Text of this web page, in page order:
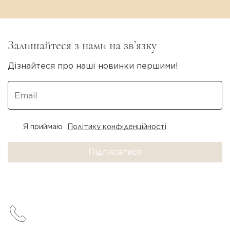
Залишайтеся з нами на зв’язку
Дізнайтеся про наші новинки першими!
Підписатися
Я приймаю Політику конфіденційності.